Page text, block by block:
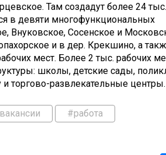
Там создадут более 24
в девяти многофункциональных
Внуковское, Сосенское и
и в дер. Крекшино, а
мест. Более 2 тыс. рабочих
школы, детские сады,
торгово-развлекательные центры.
#работа